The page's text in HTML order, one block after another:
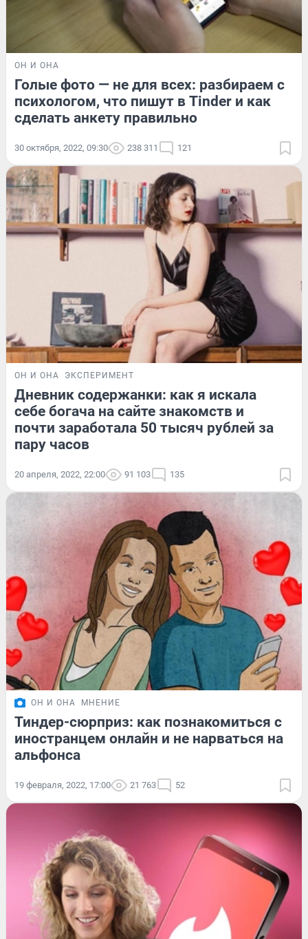
ОН И ОНА
Голые фото — не для всех: разбираем с
психологом, что пишут в Tinder и как
сделать анкету правильно
30 октября, 2022, 09:30 238 311 121
ОН И ОНА ЭКСПЕРИМЕНТ
Дневник содержанки: как я искала
себе богача на сайте знакомств и
почти заработала 50 тысяч рублей за
пару часов
20 апреля, 2022, 22:00 91 103 135
ОН И ОНА МНЕНИЕ
Тиндер-сюрприз: как познакомиться с
иностранцем онлайн и не нарваться на
альфонса
19 февраля, 2022, 17:00 21 763 52